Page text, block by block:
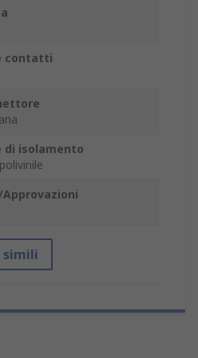
contatti
di isolamento
simili